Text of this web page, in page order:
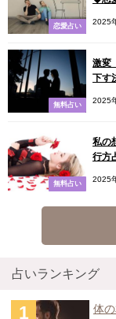
恋愛占い
2025
無料占い
激変
下す
2025
無料占い
私の
行方
2025
占いランキング
体